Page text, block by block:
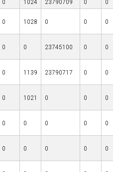
0 1028 0 0 0
0 0 23745100 0 0
0 1139 23790717 0 0
0 1021 0 0 0
0 0 0 0 0
0 0 0 0 0